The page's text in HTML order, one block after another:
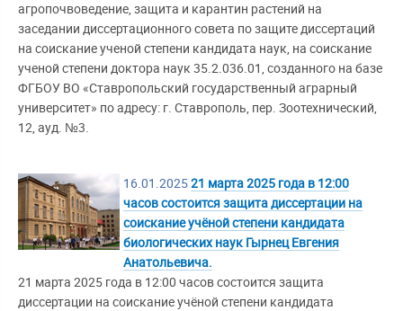
агропочвоведение, защита и карантин растений на
заседании диссертационного совета по защите диссертаций
на соискание ученой степени кандидата наук, на соискание
ученой степени доктора наук 35.2.036.01, созданного на базе
ФГБОУ ВО «Ставропольский государственный аграрный
университет» по адресу: г. Ставрополь, пер. Зоотехнический,
12, ауд. №3.
16.01.202521 марта 2025 года в 12:00
часов состоится защита диссертации на
соискание учёной степени кандидата
биологических наук Гырнец Евгения
Анатольевича.
21 марта 2025 года в 12:00 часов состоится защита
диссертации на соискание учёной степени кандидата